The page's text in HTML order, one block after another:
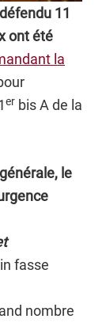
11
ont été
la
er bis A de la
le
fasse
nombre